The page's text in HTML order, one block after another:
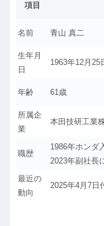
項目
名前 青山 真二
生年月
日
1963年12月25
年齢 61歳
所属企
業
本田技研工業
職歴
1986年ホンダ
2023年副社長
最近の
動向
2025年4月7日